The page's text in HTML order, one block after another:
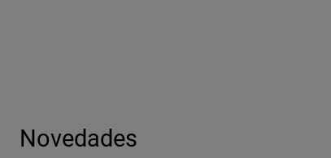
Novedades